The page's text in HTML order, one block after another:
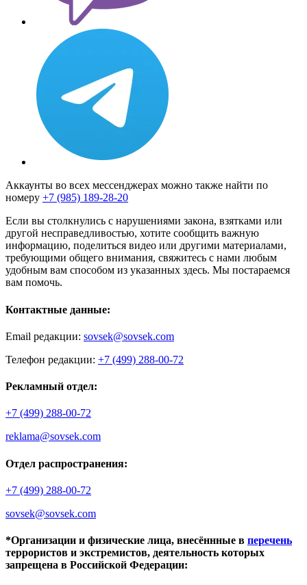
Аккаунты во всех мессенджерах можно также найти по
номеру +7 (985) 189-28-20
Если вы столкнулись с нарушениями закона, взятками или
другой несправедливостью, хотите сообщить важную
информацию, поделиться видео или другими материалами,
требующими общего внимания, свяжитесь с нами любым
удобным вам способом из указанных здесь. Мы постараемся
вам помочь.
Контактные данные:
Email редакции: sovsek@sovsek.com
Телефон редакции: +7 (499) 288-00-72
Рекламный отдел:
+7 (499) 288-00-72
reklama@sovsek.com
Отдел распространения:
+7 (499) 288-00-72
sovsek@sovsek.com
*Организации и физические лица, внесённные в перечень
террористов и экстремистов, деятельность которых
запрещена в Российской Федерации: